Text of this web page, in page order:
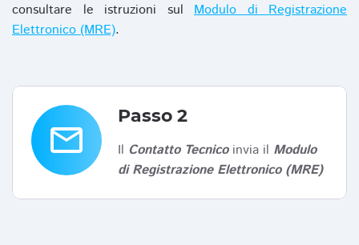
consultare le istruzioni sul Modulo di Registrazione
Elettronico (MRE).
email
Passo 2
Il Contatto Tecnicoinvia il Modulo
di Registrazione Elettronico (MRE)